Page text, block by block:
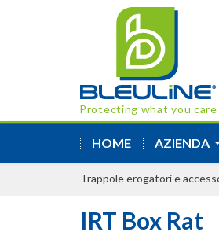
Protecting what you care
HOME AZIENDA
Trappole erogatori e
IRT Box Rat